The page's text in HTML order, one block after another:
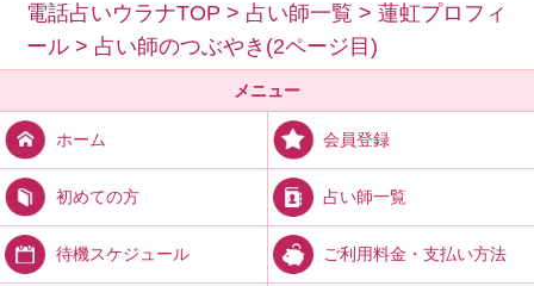
電話占いウラナTOP > 占い師一覧 >蓮虹プロフィ
ール > 占い師のつぶやき(2ページ目)
メニュー
ホーム 会員登録
初めての方 占い師一覧
待機スケジュール ご利用料金・支払い方法